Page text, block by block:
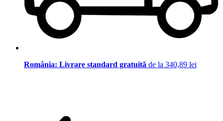
România: Livrare standard gratuită de la 340,89 lei